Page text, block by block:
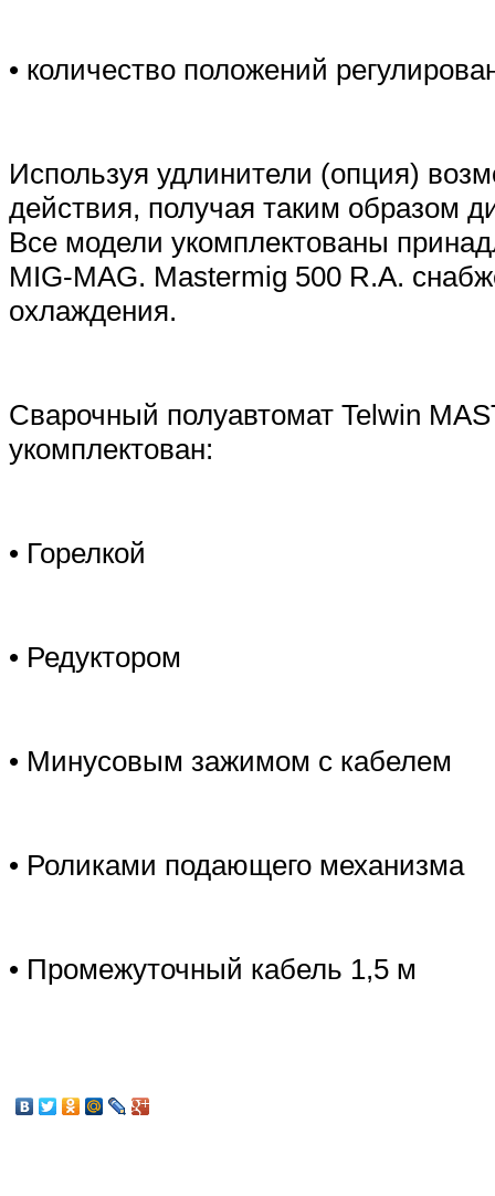
• количество положений
Используя удлинители (опция)
действия, получая таким образом
Все модели укомплектованы
MIG-MAG. Mastermig 500 R.A.
охлаждения.
Сварочный полуавтомат Telwin
укомплектован:
• Горелкой
• Редуктором
• Минусовым зажимом с кабелем
• Роликами подающего механизма
• Промежуточный кабель 1,5 м